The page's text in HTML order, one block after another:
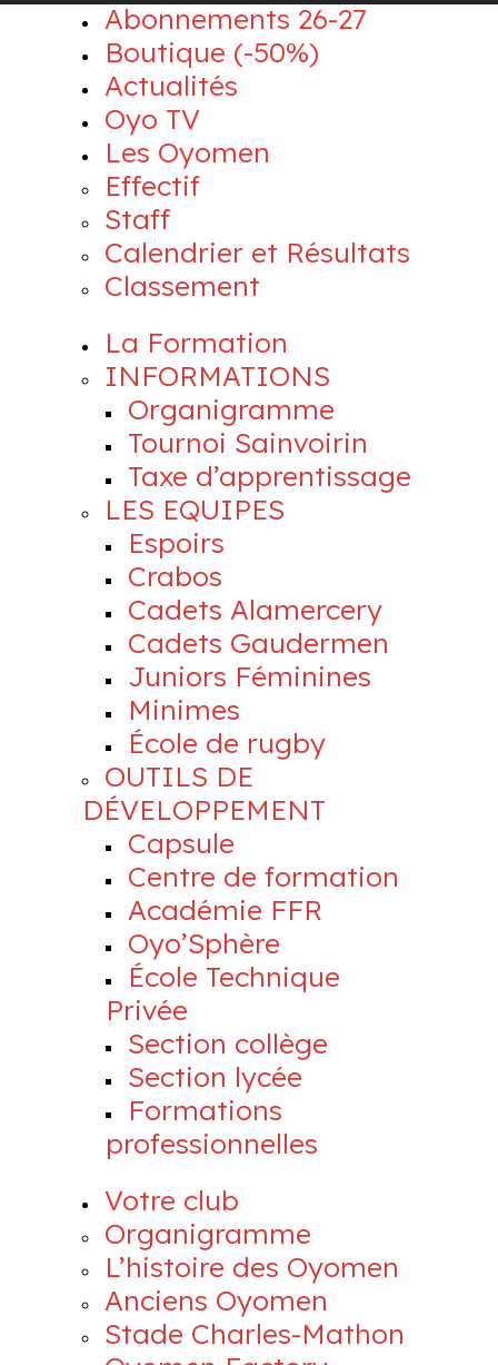
Abonnements 26-27
Boutique (-50%)
Actualités
Oyo TV
Les Oyomen
Effectif
Staff
Calendrier et Résultats
Classement
La Formation
INFORMATIONS
Organigramme
Tournoi Sainvoirin
Taxe d’apprentissage
LES EQUIPES
Espoirs
Crabos
Cadets Alamercery
Cadets Gaudermen
Juniors Féminines
Minimes
École de rugby
OUTILS DE
DÉVELOPPEMENT
Capsule
Centre de formation
Académie FFR
Oyo’Sphère
École Technique
Privée
Section collège
Section lycée
Formations
professionnelles
Votre club
Organigramme
L’histoire des Oyomen
Anciens Oyomen
Stade Charles-Mathon